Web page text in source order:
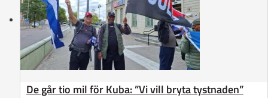
De går tio mil för Kuba: ”Vi vill bryta tystnaden”